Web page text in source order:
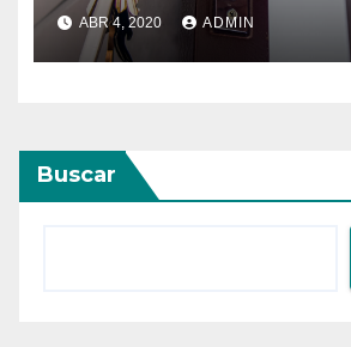
ABR 4, 2020 ADMIN
Buscar